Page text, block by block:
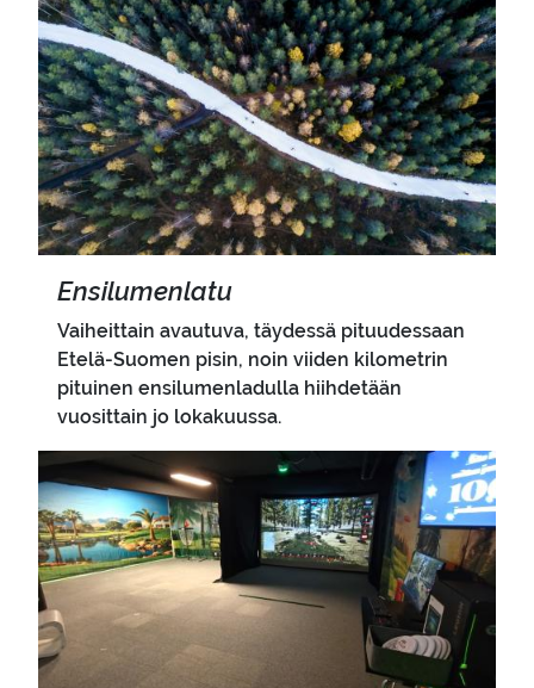
Pääkuva
En­si­lu­men­la­tu
Vaiheittain avautuva, täydessä pituudessaan
Etelä-Suomen pisin, noin viiden kilometrin
pituinen ensilumenladulla hiihdetään
vuosittain jo lokakuussa.
Pääkuva